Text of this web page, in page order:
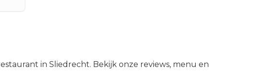
in Sliedrecht. Bekijk onze reviews, menu en